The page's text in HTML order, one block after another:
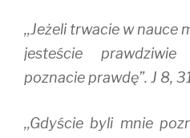
,,Jeżeli trwacie w nauce
jesteście
poznacie prawdę”. J 8,
,,Gdyście byli mnie